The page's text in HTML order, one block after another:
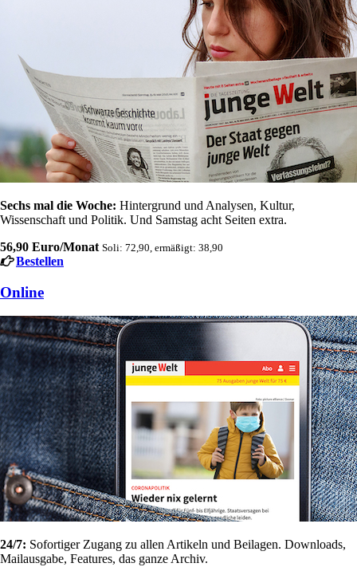
Sechs mal die Woche: Hintergrund und Analysen, Kultur,
Wissenschaft und Politik. Und Samstag acht Seiten extra.
56,90 Euro/Monat Soli: 72,90, ermäßigt: 38,90
Bestellen
Online
24/7: Sofortiger Zugang zu allen Artikeln und Beilagen. Downloads,
Mailausgabe, Features, das ganze Archiv.